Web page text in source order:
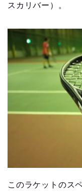
スカリバー）。
このラケットのス